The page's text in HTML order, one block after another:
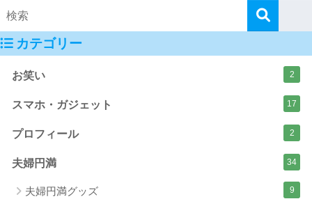
カテゴリー
お笑い 2
スマホ・ガジェット 17
プロフィール 2
夫婦円満 34
夫婦円満グッズ 9